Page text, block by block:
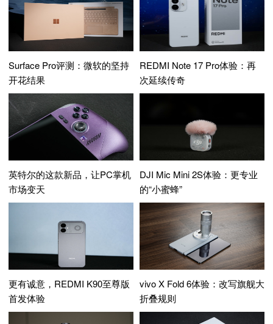
Surface Pro评测：微软的坚持
开花结果
REDMI Note 17 Pro体验：再
次延续传奇
英特尔的这款新品，让PC掌机
市场变天
DJI Mic Mini 2S体验：更专业
的“小蜜蜂”
更有诚意，REDMI K90至尊版
首发体验
vivo X Fold 6体验：改写旗舰大
折叠规则